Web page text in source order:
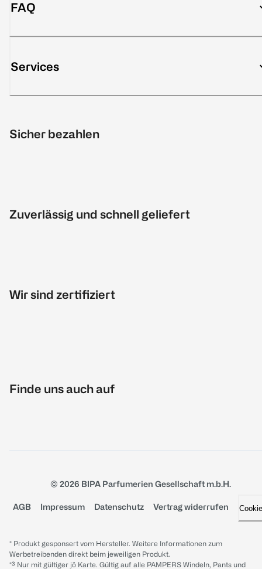
FAQ
Services
Sicher bezahlen
Zuverlässig und schnell geliefert
Wir sind zertifiziert
Finde uns auch auf
© 2026 BIPA Parfumerien Gesellschaft m.b.H.
AGB Impressum Datenschutz Vertrag widerrufen
* Produkt gesponsert vom Hersteller. Weitere Informationen zum
Werbetreibenden direkt beim jeweiligen Produkt.
*³ Nur mit gültiger jö Karte. Gültig auf alle PAMPERS Windeln, Pants und